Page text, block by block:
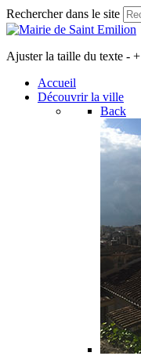
Rechercher dans le site
Ajuster la taille du texte - +
Accueil
Découvrir la ville
Back